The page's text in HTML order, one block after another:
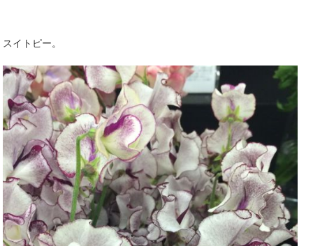
スイトピー。